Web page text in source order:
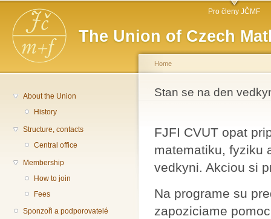
The Union of Czech
Main menu Pro členy JČMF
About the Union
History
Structure, contacts
Central office
Membership
How to join
Fees
Sponzoři a podporovatelé
You are here
Home
Stan se na den
FJFI CVUT opat
matematiku, fyziku
vedkyni. Akciou si
Na programe su
zapoziciame